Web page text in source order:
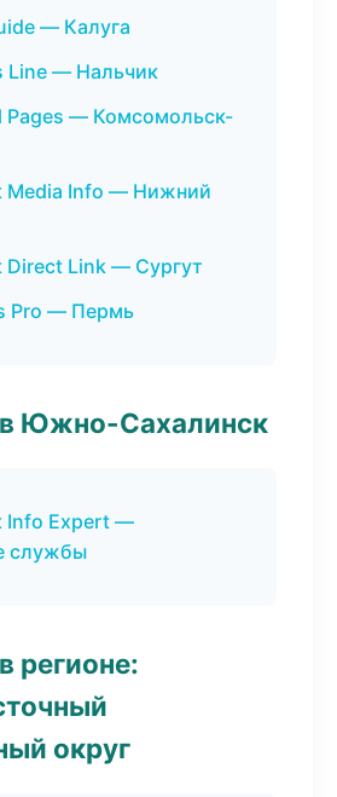
— Калуга
Line — Нальчик
Pages — Комсомольск-
Media Info — Нижний
Direct Link — Сургут
Pro — Пермь
Южно-Сахалинск
Info Expert —
службы
регионе:
округ